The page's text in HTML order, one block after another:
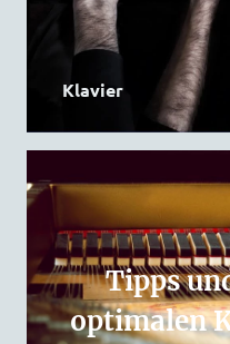
Klavier
Tipps
optimalen